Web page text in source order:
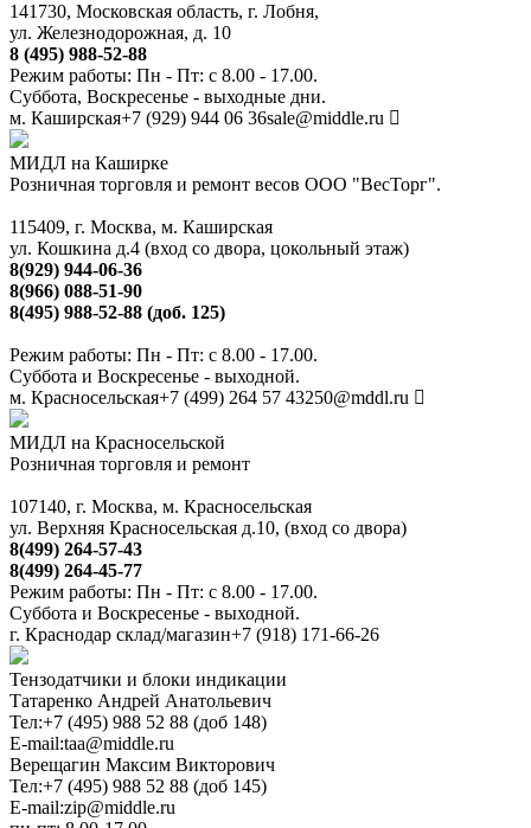
141730, Московская область, г. Лобня,
ул. Железнодорожная, д. 10
8 (495) 988-52-88
Режим работы: Пн - Пт: с 8.00 - 17.00.
Суббота, Воскресенье - выходные дни.
м. Каширская+7 (929) 944 06 36sale@middle.ru
МИДЛ на Каширке
Розничная торговля и ремонт весов ООО "ВесТорг".
115409, г. Москва, м. Каширская
ул. Кошкина д.4 (вход со двора, цокольный этаж)
8(929) 944-06-36
8(966) 088-51-90
8(495) 988-52-88 (доб. 125)
Режим работы: Пн - Пт: с 8.00 - 17.00.
Суббота и Воскресенье - выходной.
м. Красносельская+7 (499) 264 57 43250@mddl.ru
МИДЛ на Красносельской
Розничная торговля и ремонт
107140, г. Москва, м. Красносельская
ул. Верхняя Красносельская д.10, (вход со двора)
8(499) 264-57-43
8(499) 264-45-77
Режим работы: Пн - Пт: с 8.00 - 17.00.
Суббота и Воскресенье - выходной.
г. Краснодар склад/магазин+7 (918) 171-66-26
Тензодатчики и блоки индикации
Татаренко Андрей Анатольевич
Тел:+7 (495) 988 52 88 (доб 148)
E-mail:taa@middle.ru
Верещагин Максим Викторович
Тел:+7 (495) 988 52 88 (доб 145)
E-mail:zip@middle.ru